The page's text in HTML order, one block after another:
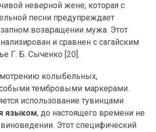
неверной жене, которая с
песни предупреждает
возвращении мужа. Этот
и сравнен с сагайским
Г. Б. Сыченко [20].
колыбельных,
тембровыми маркерами.
использование тувинцами
языком, до настоящего времени не
Этот специфический